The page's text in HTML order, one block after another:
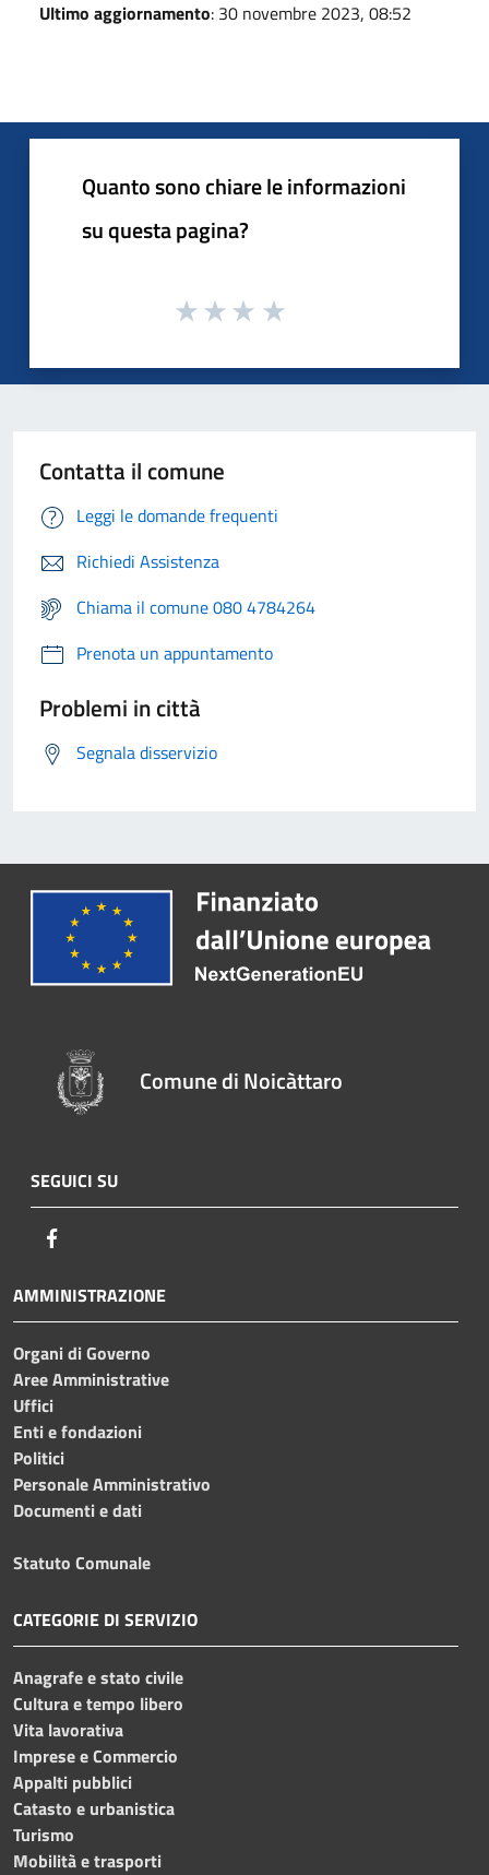
Ultimo aggiornamento: 30 novembre 2023, 08:52
Quanto sono chiare le informazioni
su questa pagina?
Contatta il comune
Leggi le domande frequenti
Richiedi Assistenza
Chiama il comune 080 4784264
Prenota un appuntamento
Problemi in città
Segnala disservizio
Comune di Noicàttaro
SEGUICI SU
AMMINISTRAZIONE
Organi di Governo
Aree Amministrative
Uffici
Enti e fondazioni
Politici
Personale Amministrativo
Documenti e dati
Statuto Comunale
CATEGORIE DI SERVIZIO
Anagrafe e stato civile
Cultura e tempo libero
Vita lavorativa
Imprese e Commercio
Appalti pubblici
Catasto e urbanistica
Turismo
Mobilità e trasporti